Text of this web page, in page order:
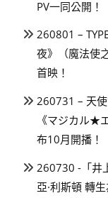
PV一同公開！
260801 –
夜》（魔法使
首映！
260731 – 天
《マジカル★
布10月開播！
260730 -「井
亞·利斯頓 轉